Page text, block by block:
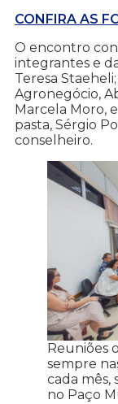
CONFIRA AS
O encontro
integrantes e
Teresa
Agronegócio,
Marcela Moro,
pasta, Sérgio
conselheiro.
Reuniões
sempre
cada
no Paço